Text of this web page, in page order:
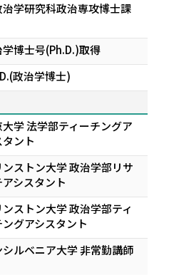
学研究科政治専攻博士課
博士号(Ph.D.)取得
政治学博士)
学 法学部ティーチングア
ント
ンストン大学 政治学部リサ
アシスタント
ンストン大学 政治学部ティ
ングアシスタント
シルベニア大学 非常勤講師